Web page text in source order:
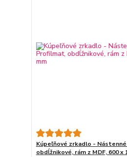
Kúpeľňové zrkadlo -
obdĺžnikové, rám z MDF, 600 x